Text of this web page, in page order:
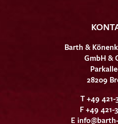
Barth &
GmbH &
28209
T +49 421-
F +49 421-
E